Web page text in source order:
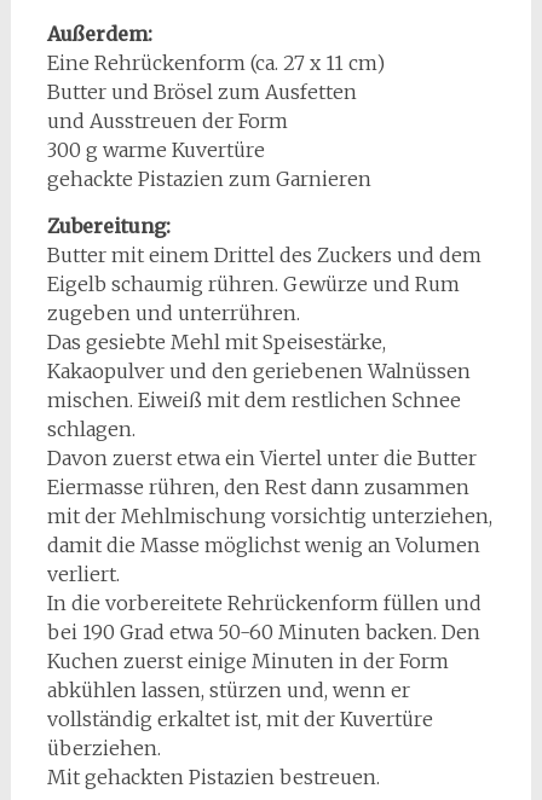
Außerdem:
Eine Rehrückenform (ca. 27 x 11 cm)
Butter und Brösel zum Ausfetten
und Ausstreuen der Form
300 g warme Kuvertüre
gehackte Pistazien zum Garnieren
Zubereitung:
Butter mit einem Drittel des Zuckers und dem
Eigelb schaumig rühren. Gewürze und Rum
zugeben und unterrühren.
Das gesiebte Mehl mit Speisestärke,
Kakaopulver und den geriebenen Walnüssen
mischen. Eiweiß mit dem restlichen Schnee
schlagen.
Davon zuerst etwa ein Viertel unter die Butter
Eiermasse rühren, den Rest dann zusammen
mit der Mehlmischung vorsichtig unterziehen,
damit die Masse möglichst wenig an Volumen
verliert.
In die vorbereitete Rehrückenform füllen und
bei 190 Grad etwa 50-60 Minuten backen. Den
Kuchen zuerst einige Minuten in der Form
abkühlen lassen, stürzen und, wenn er
vollständig erkaltet ist, mit der Kuvertüre
überziehen.
Mit gehackten Pistazien bestreuen.